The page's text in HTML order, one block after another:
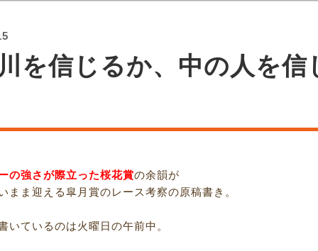
を信じるか、中の人を信
の強さが際立った桜花賞の余韻が
まま迎える皐月賞のレース考察の原稿書き。
いているのは火曜日の午前中。